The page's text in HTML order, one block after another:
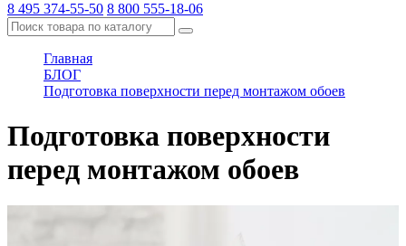
8 495 374-55-50 8 800 555-18-06
Главная
БЛОГ
Подготовка поверхности перед монтажом обоев
Подготовка поверхности
перед монтажом обоев